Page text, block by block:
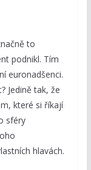
to
podnikl. Tím
euronadšenci.
Jedině tak, že
které si říkají
sféry
hlavách.